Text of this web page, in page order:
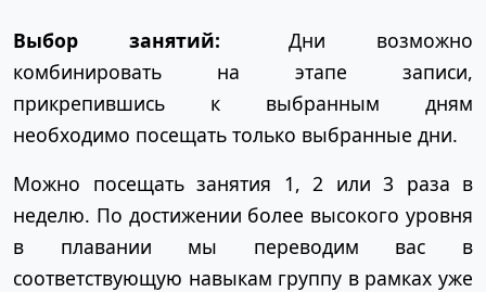
Выбор занятий:
Дни возможно
комбинировать на этапе записи,
прикрепившись к выбранным дням
необходимо посещать только выбранные дни.
Можно посещать занятия 1, 2 или 3 раза в
неделю. По достижении более высокого уровня
в плавании мы переводим вас в
соответствующую навыкам группу в рамках уже